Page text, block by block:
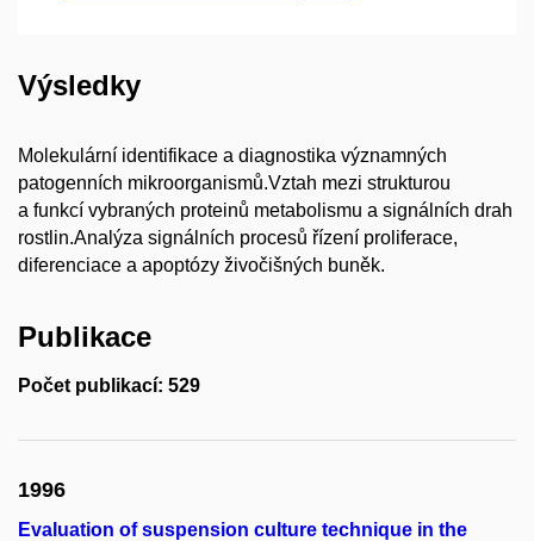
Výsledky
Molekulární identifikace a diagnostika významných
patogenních mikroorganismů.Vztah mezi strukturou
a funkcí vybraných proteinů metabolismu a signálních drah
rostlin.Analýza signálních procesů řízení proliferace,
diferenciace a apoptózy živočišných buněk.
Publikace
Počet publikací: 529
1996
Evaluation of suspension culture technique in the